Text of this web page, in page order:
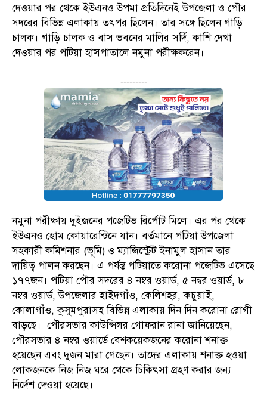
দেওয়ার পর থেকে ইউএনও উপমা প্রতিদিনেই উপজেলা ও পৌর
সদরের বিভিন্ন এলাকায় তৎপর ছিলেন। তার সঙ্গে ছিলেন গাড়ি
চালক। গাড়ি চালক ও বাস ভবনের মালির সর্দি, কাশি দেখা
দেওয়ার পর পটিয়া হাসপাতালে নমুনা পরীক্ষকরেন।
---------
নমুনা পরীক্ষায় দুইজনের পজেটিভ রির্পোট মিলে। এর পর থেকে
ইউএনও হোম কোয়ারেন্টিনে যান। বর্তমানে পটিয়া উপজেলা
সহকারী কমিশনার (ভূমি) ও ম্যাজিস্ট্রেট ইনামুল হাসান তার
দায়িত্ব পালন করছেন। এ পর্যন্ত পটিয়াতে করোনা পজেটিভ এসেছে
১৭৭জন। পটিয়া পৌর সদরের ৪ নম্বর ওয়ার্ড, ৫ নম্বর ওয়ার্ড, ৮
নম্বর ওয়ার্ড, উপজেলার হাইদগাঁও, কেলিশহর, কচুয়াই,
কোলাগাঁও, কুসুমপুরাসহ বিভিন্ন এলাকায় দিন দিন করোনা রোগী
বাড়ছে। পৌরসভার কাউন্সিলর গোফরান রানা জানিয়েছেন,
পৌরসভার ৪ নম্বর ওয়ার্ডে বেশকয়েকজনের করোনা শনাক্ত
হয়েছেন এবং দুজন মারা গেছেন। তাদের এলাকায় শনাক্ত হওয়া
লোকজনকে নিজ নিজ ঘরে থেকে চিকিৎসা গ্রহণ করার জন্য
নির্দেশ দেওয়া হয়েছে।